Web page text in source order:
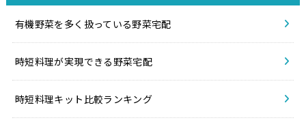
有機野菜を多く扱っている野菜宅配
時短料理が実現できる野菜宅配
時短料理キット比較ランキング